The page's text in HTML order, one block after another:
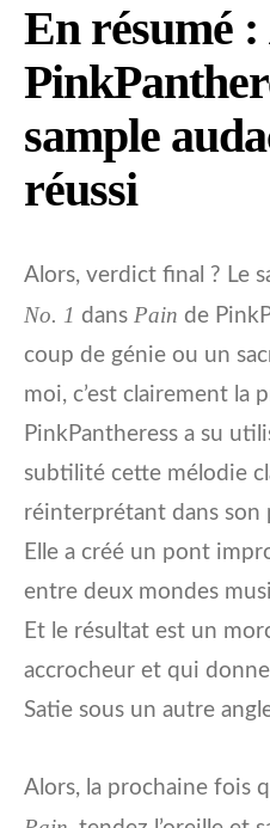
En résumé :
sample
réussi
Alors, verdict final ? Le
No. 1 dans Pain de
coup de génie ou un
moi, c’est clairement la
PinkPantheress a su
subtilité cette mélodie
réinterprétant dans son
Elle a créé un pont
entre deux mondes
Et le résultat est un
accrocheur et qui
Satie sous un autre
Alors, la prochaine fois